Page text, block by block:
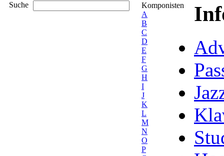
Suche
Komponisten
A
B
C
D
E
F
G
H
I
J
K
L
M
N
O
P